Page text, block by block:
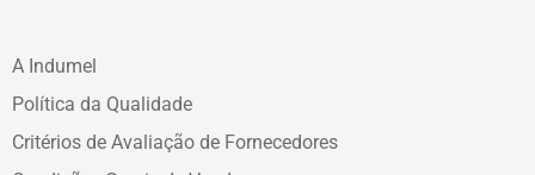
A Indumel
Política da Qualidade
Critérios de Avaliação de Fornecedores